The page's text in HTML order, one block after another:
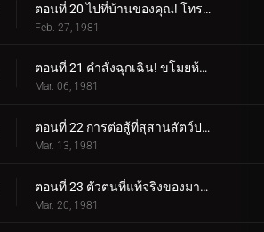
ตอนที่ 20 ไปที่บ้านของคุณ! โทรศัพท์ของ Dogma ดังขึ้นในคืนนี้
Feb. 27, 1981
ตอนที่ 21 คำสั่งฉุกเฉิน! ขโมยห้ามือ!!
Mar. 06, 1981
ตอนที่ 22 การต่อสู้ที่สุสานสัตว์ประหลาด! จุดจบของนายพลเมเกิร์ล
Mar. 13, 1981
ตอนที่ 23 ตัวตนที่แท้จริงของมาโครแห่งความหวาดกลัวจักรพรรดิอมตะ
Mar. 20, 1981